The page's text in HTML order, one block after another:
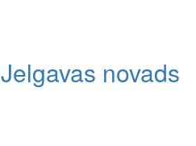
Jelgavas novads